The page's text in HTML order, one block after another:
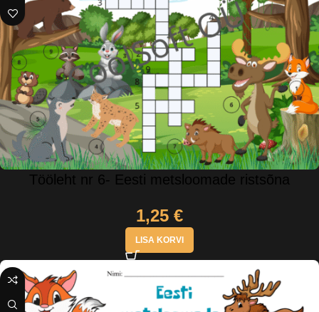
Tööleht nr 6- Eesti metsloomade ristsõna
1,25 €
LISA KORVI